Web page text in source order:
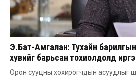
Э.Бат-Амгалан: Тухайн
хувийг барьсан тохиолдолд
авдаг болгоно
Орон сууцны хохирогчдын асуудлыг